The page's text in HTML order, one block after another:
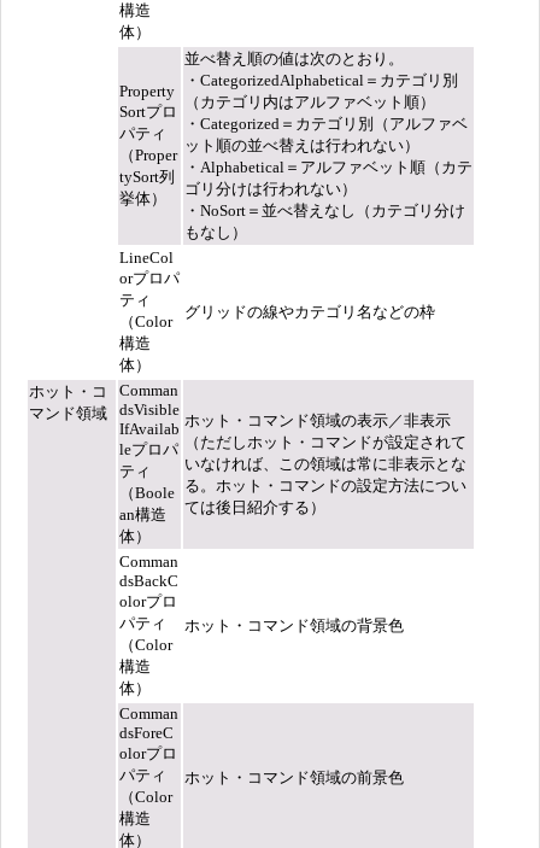
構造
体）
Property
Sortプロ
パティ
（Proper
tySort列
挙体）
並べ替え順の値は次のとおり。
・CategorizedAlphabetical＝カテゴリ別
（カテゴリ内はアルファベット順）
・Categorized＝カテゴリ別（アルファベ
ット順の並べ替えは行われない）
・Alphabetical＝アルファベット順（カテ
ゴリ分けは行われない）
・NoSort＝並べ替えなし（カテゴリ分け
もなし）
LineCol
orプロパ
ティ
（Color
構造
体）
グリッドの線やカテゴリ名などの枠
ホット・コ
マンド領域
Comman
dsVisible
IfAvailab
leプロパ
ティ
（Boole
an構造
体）
ホット・コマンド領域の表示／非表示
（ただしホット・コマンドが設定されて
いなければ、この領域は常に非表示とな
る。ホット・コマンドの設定方法につい
ては後日紹介する）
Comman
dsBackC
olorプロ
パティ
（Color
構造
体）
ホット・コマンド領域の背景色
Comman
dsForeC
olorプロ
パティ
（Color
構造
体）
ホット・コマンド領域の前景色